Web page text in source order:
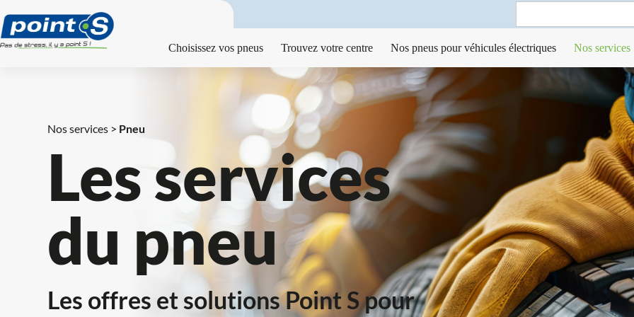
au
contenu
Search
Choisissez vos pneus Trouvez votre centre Nos pneus pour véhicules électriques Nos services
Nos services > Pneu
Les services
du pneu
Les offres et solutions Point S pour